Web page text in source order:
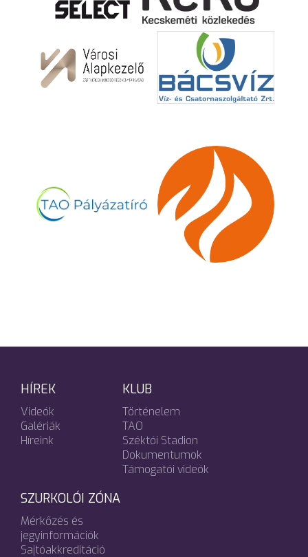
HÍREK
Videók
Galériák
Híreink
KLUB
Történelem
TAO
Széktói Stadion
Dokumentumok
Támogatói videók
SZURKOLÓI ZÓNA
Mérkőzés és
jegyinformációk
Sajtóakkreditáció